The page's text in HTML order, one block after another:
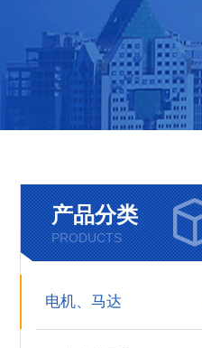
产品分类
PRODUCTS
电机、马达